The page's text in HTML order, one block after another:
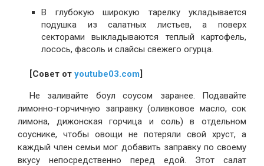
В глубокую широкую тарелку укладывается
подушка из салатных листьев, а поверх
секторами выкладываются теплый картофель,
лосось, фасоль и слайсы свежего огурца.
[Совет от youtube03.com]
Не заливайте боул соусом заранее. Подавайте
лимонно-горчичную заправку (оливковое масло, сок
лимона, дижонская горчица и соль) в отдельном
соуснике, чтобы овощи не потеряли свой хруст, а
каждый член семьи мог добавить заправку по своему
вкусу непосредственно перед едой. Этот салат